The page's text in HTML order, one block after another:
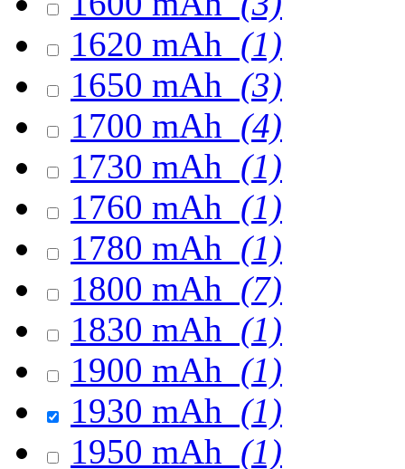
1620 mAh (1)
1650 mAh (3)
1700 mAh (4)
1730 mAh (1)
1760 mAh (1)
1780 mAh (1)
1800 mAh (7)
1830 mAh (1)
1900 mAh (1)
1930 mAh (1)
1950 mAh (1)